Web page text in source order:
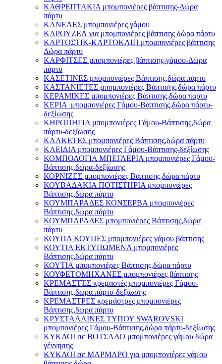
ΚΑΘΡΕΠΤΑΚΙΑ μπομπονιέρες βάπτισης-Δώρα
πάρτυ
ΚΑΝΕΛΕΣ μπομπονιέρες γάμου
ΚΑΡΟΥΖΕΛ για μπομπονιέρες βάπτισης δώρα πάρτυ
ΚΑΡΤΟΣΤΙΚ-ΚΑΡΤΟΚΛΙΠ μπομπονιέρες βάπτισης
Δώρα πάρτυ
ΚΑΡΦΙΤΣΕΣ μπομπονιέρες βάπτισης-γάμου-Δώρα
πάρτυ
ΚΑΣΕΤΙΝΕΣ μπομπονιέρες Βάπτισης,δώρα πάρτυ
ΚΑΣΤΑΝΙΕΤΕΣ μπομπονιέρες Βάπτισης,δώρα πάρτυ
ΚΕΡΑΜΙΚΕΣ μπομπονιέρες Βάπτισης,δώρα παρτυ
ΚΕΡΙΑ μπομπονιέρες Γάμου-Βάπτισης,δώρα πάρτυ-
δεξίωσης
ΚΗΡΟΠΗΓΙΑ μπομπονιέρες Γάμου-Βάπτισης,δώρα
πάρτυ-δεξίωσης
ΚΛΑΚΕΤΕΣ μπομπονιέρες Βάπτισης,δώρα πάρτυ
ΚΛΕΙΔΙΑ μπομπονιέρες Γάμου-Βάπτισης-δεξίωσης
ΚΟΜΠΟΛΟΓΙΑ ΜΠΕΓΛΕΡΙΑ μπομπονιέρες Γάμου-
Βάπτισης,δώρα-δεξίωσης
ΚΟΡΝΙΖΕΣ μπομπονιέρες Βάπτισης,δώρα πάρτυ
ΚΟΥΒΑΔΑΚΙΑ ΠΟΤΙΣΤΗΡΙΑ μπομπονιέρες
Βάπτισης,δώρα πάρτυ
ΚΟΥΜΠΑΡΑΔΕΣ ΚΟΝΣΕΡΒΑ μπομπονιέρες
Βάπτισης,δώρα πάρτυ
ΚΟΥΜΠΑΡΑΔΕΣ μπομπονιέρες Βάπτισης,δώρα
πάρτυ
ΚΟΥΠΑ ΚΟΥΠΕΣ μπομπονιέρες γάμου βάπτισης
ΚΟΥΤΙΑ ΕΚΤΥΠΩΜΕΝΑ μπομπονιέρες
Βάπτισης,δώρα πάρτυ
ΚΟΥΤΙΑ μπομπονιέρες Βάπτισης,δώρα πάρτυ
ΚΟΥΦΕΤΟΜΗΧΑΝΕΣ μπομπονιέρες βάπτισης
ΚΡΕΜΑΣΤΈΣ κρεμαστές μπομπονιέρες Γάμου-
Βάπτισης,δώρα πάρτυ-δεξίωσης
ΚΡΕΜΑΣΤΡΕΣ κρεμάστρες μπομπονιέρες
Βάπτισης,δώρα πάρτυ
ΚΡΥΣΤΑΛΛΙΝΕΣ ΤΥΠΟΥ SWAROVSKI
μπομπονιέρες Γάμου-Βάπτισης,δώρα πάρτυ-δεξίωσης
ΚΥΚΛΟΙ σε ΒΟΤΣΑΛΟ μπομπονιέρες γάμου δώρα
γέννησης
ΚΥΚΛΟΙ σε ΜΑΡΜΑΡΟ για μπομπονιέρες γάμου